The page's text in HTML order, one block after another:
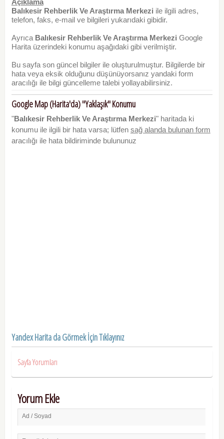
Açıklama
Balıkesir Rehberlik Ve Araştırma Merkezi ile ilgili adres,
telefon, faks, e-mail ve bilgileri yukarıdaki gibidir.
Ayrıca Balıkesir Rehberlik Ve Araştırma Merkezi Google
Harita üzerindeki konumu aşağıdaki gibi verilmiştir.
Bu sayfa son güncel bilgiler ile oluşturulmuştur. Bilgilerde bir
hata veya eksik olduğunu düşünüyorsanız yandaki form
aracılığı ile bilgi güncelleme talebi yollayabilirsiniz.
Google Map (Harita'da) "Yaklaşık" Konumu
"Balıkesir Rehberlik Ve Araştırma Merkezi" haritada ki
konumu ile ilgili bir hata varsa; lütfen sağ alanda bulunan form
aracılığı ile hata bildiriminde bulununuz
Yandex Harita da Görmek İçin Tıklayınız
Sayfa Yorumları
Yorum Ekle
Ad / Soyad